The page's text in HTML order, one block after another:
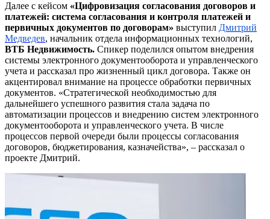
Далее с кейсом «Цифровизация согласования договоров и
платежей: система согласования и контроля платежей и
первичных документов по договорам» выступил Дмитрий
Медведев, начальник отдела информационных технологий,
ВТБ Недвижимость. Спикер поделился опытом внедрения
системы электронного документооборота и управленческого
учета и рассказал про жизненный цикл договора. Также он
акцентировал внимание на процессе обработки первичных
документов. «Стратегической необходимостью для
дальнейшего успешного развития стала задача по
автоматизации процессов и внедрению систем электронного
документооборота и управленческого учета. В числе
процессов первой очереди были процессы согласования
договоров, бюджетирования, казначейства», – рассказал о
проекте Дмитрий.